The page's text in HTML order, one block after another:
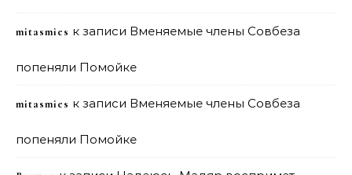
mitasmies к записи Вменяемые члены Совбеза
попеняли Помойке
mitasmies к записи Вменяемые члены Совбеза
попеняли Помойке